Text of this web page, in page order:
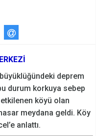
deprem
durum korkuya sebep
köyü olan
meydana geldi. Köy
anlattı.